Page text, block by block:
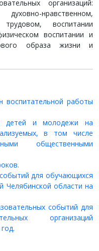
организаций:
нравственном,
трудовом, воспитании
воспитании и
образа жизни и
воспитательной работы
детей и молодежи на
в том числе
общественными
для обучающихся
Челябинской области на
событий для
организаций